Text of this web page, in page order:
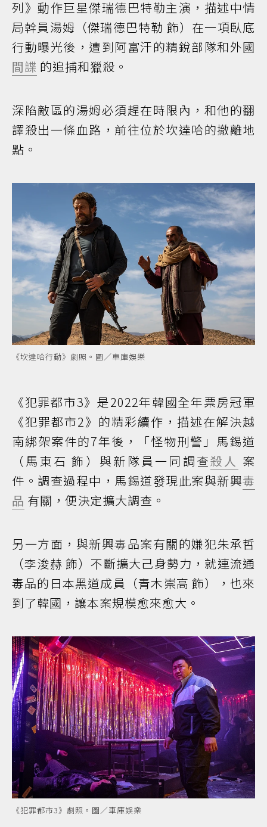
列》動作巨星傑瑞德巴特勒主演，描述中情
局幹員湯姆（傑瑞德巴特勒 飾）在一項臥底
行動曝光後，遭到阿富汗的精銳部隊和外國
間諜 的追捕和獵殺。
深陷敵區的湯姆必須趕在時限內，和他的翻
譯殺出一條血路，前往位於坎達哈的撤離地
點。
《坎達哈行動》劇照。圖／車庫娛樂
《犯罪都市3》是2022年韓國全年票房冠軍
《犯罪都市2》的精彩續作，描述在解決越
南綁架案件的7年後，「怪物刑警」馬錫道
（馬東石 飾）與新隊員一同調查殺人 案
件。調查過程中，馬錫道發現此案與新興毒
品 有關，便決定擴大調查。
另一方面，與新興毒品案有關的嫌犯朱承哲
（李浚赫 飾）不斷擴大己身勢力，就連流通
毒品的日本黑道成員（青木崇高 飾），也來
到了韓國，讓本案規模愈來愈大。
《犯罪都市3》劇照。圖／車庫娛樂